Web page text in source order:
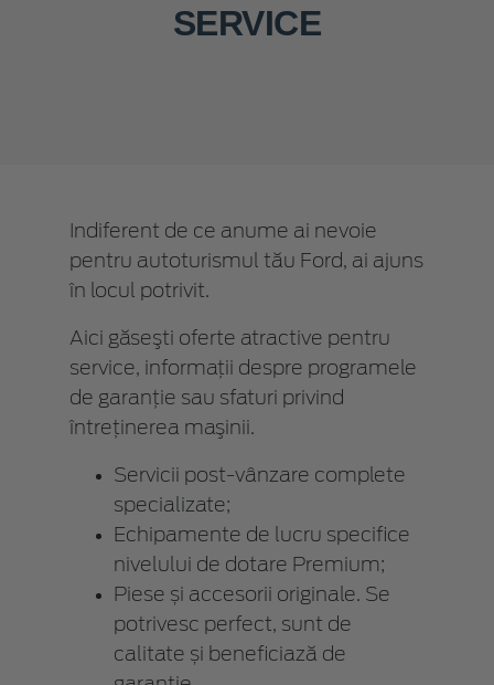
SERVICE
Indiferent de ce anume ai nevoie
pentru autoturismul tău Ford, ai ajuns
în locul potrivit.
Aici găseşti oferte atractive pentru
service, informaţii despre programele
de garanţie sau sfaturi privind
întreţinerea maşinii.
Servicii post-vânzare complete
specializate;
Echipamente de lucru specifice
nivelului de dotare Premium;
Piese și accesorii originale. Se
potrivesc perfect, sunt de
calitate și beneficiază de